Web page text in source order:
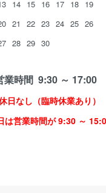
14 15 16 17 18 19
21 22 23 24 25 26
28 29 30
業時間 9:30 ～ 17:00
日なし（臨時休業あり）
営業時間が 9:30 ～